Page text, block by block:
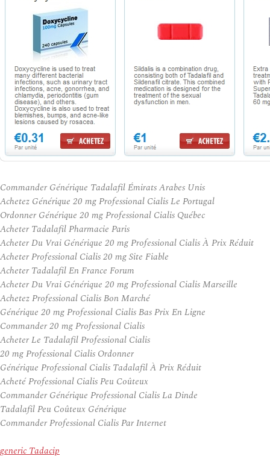
Commander Générique Tadalafil Émirats Arabes Unis
Achetez Générique 20 mg Professional Cialis Le Portugal
Ordonner Générique 20 mg Professional Cialis Québec
Acheter Tadalafil Pharmacie Paris
Acheter Du Vrai Générique 20 mg Professional Cialis À Prix Réduit
Acheter Professional Cialis 20 mg Site Fiable
Acheter Tadalafil En France Forum
Acheter Du Vrai Générique 20 mg Professional Cialis Marseille
Achetez Professional Cialis Bon Marché
Générique 20 mg Professional Cialis Bas Prix En Ligne
Commander 20 mg Professional Cialis
Acheter Le Tadalafil Professional Cialis
20 mg Professional Cialis Ordonner
Générique Professional Cialis Tadalafil À Prix Réduit
Acheté Professional Cialis Peu Coûteux
Commander Générique Professional Cialis La Dinde
Tadalafil Peu Coûteux Générique
Commander Professional Cialis Par Internet
generic Tadacip